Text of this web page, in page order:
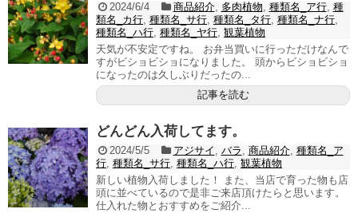
2024/6/4 商品紹介, 多肉植物, 種類名_ア行, 種
類名_カ行, 種類名_サ行, 種類名_タ行, 種類名_ナ行,
種類名_ハ行, 種類名_ヤ行, 観葉植物
天気が不安定ですね。 お弁当買いに行っただけなんで
すがビショビショになりました。 頭からビショビショ
になったのは久しぶりだったの...
記事を読む
どんどん入荷してます。
2024/5/5 アジサイ , バラ , 商品紹介, 種類名_ア
行, 種類名_サ行, 種類名_ハ行, 観葉植物
新しい植物入荷しました！ また、当店で育った物も店
頭に並べているので是非ご来店頂けたらと思います。
仕入れた物とおすすめをご紹介...